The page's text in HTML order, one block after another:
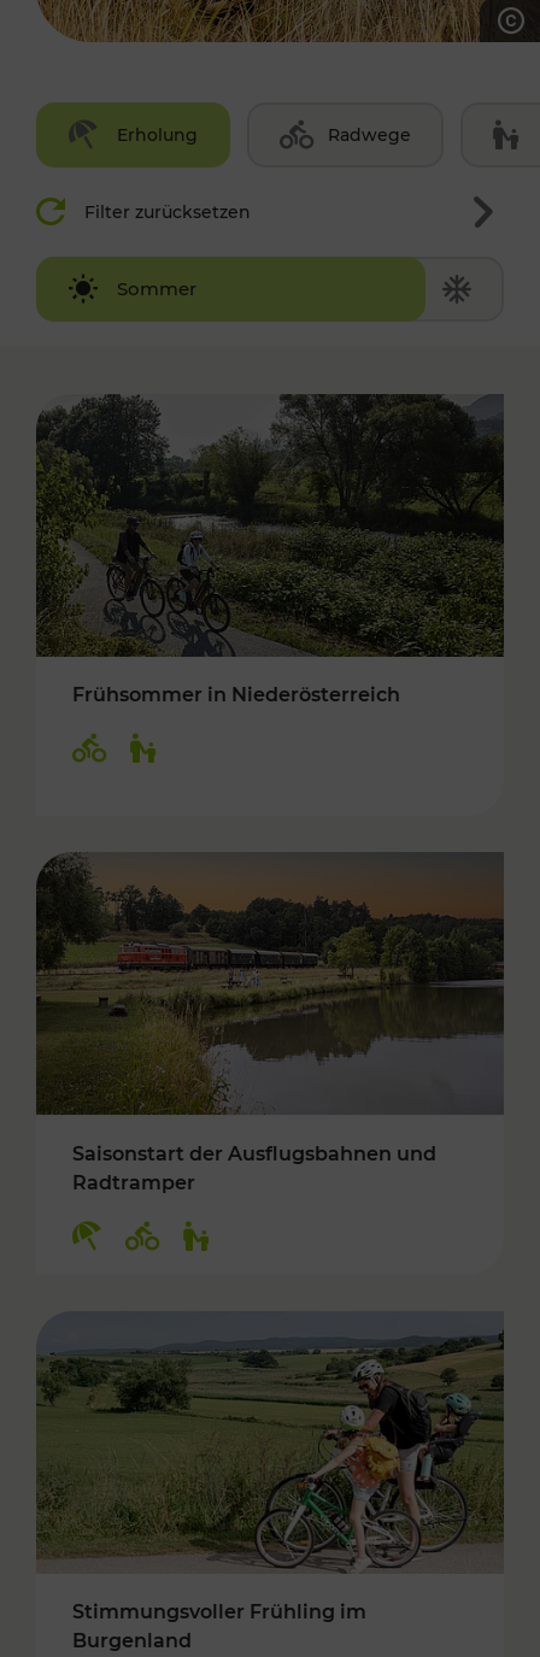
Erholung Radwege
Filter zurücksetzen
Sommer
Winter
Frühsommer in Niederösterreich
Saisonstart der Ausflugsbahnen und
Radtramper
Stimmungsvoller Frühling im
Burgenland